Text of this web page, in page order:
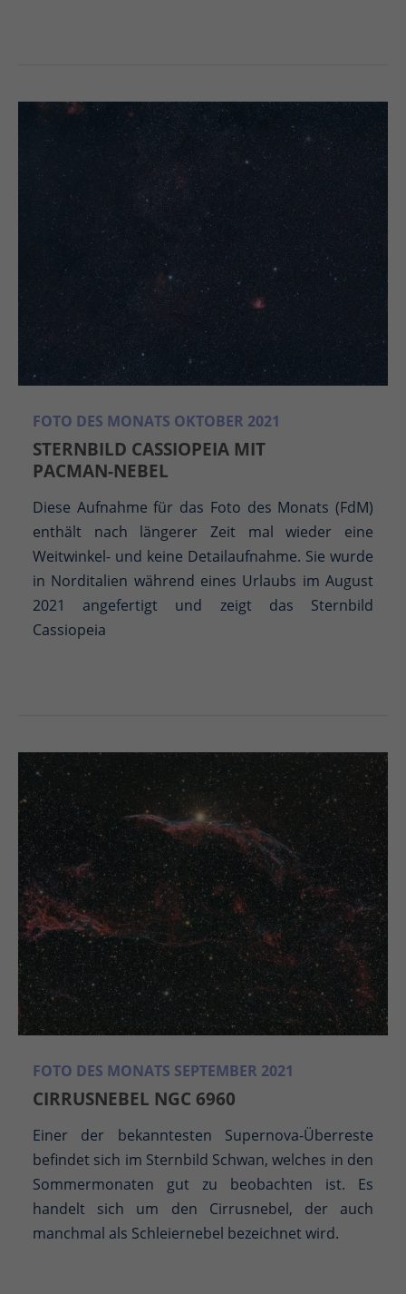
FOTO DES MONATS OKTOBER 2021
STERNBILD CASSIOPEIA MIT
PACMAN-NEBEL
Diese Aufnahme für das Foto des Monats (FdM)
enthält nach längerer Zeit mal wieder eine
Weitwinkel- und keine Detailaufnahme. Sie wurde
in Norditalien während eines Urlaubs im August
2021 angefertigt und zeigt das Sternbild
Cassiopeia
FOTO DES MONATS SEPTEMBER 2021
CIRRUSNEBEL NGC 6960
Einer der bekanntesten Supernova-Überreste
befindet sich im Sternbild Schwan, welches in den
Sommermonaten gut zu beobachten ist. Es
handelt sich um den Cirrusnebel, der auch
manchmal als Schleiernebel bezeichnet wird.